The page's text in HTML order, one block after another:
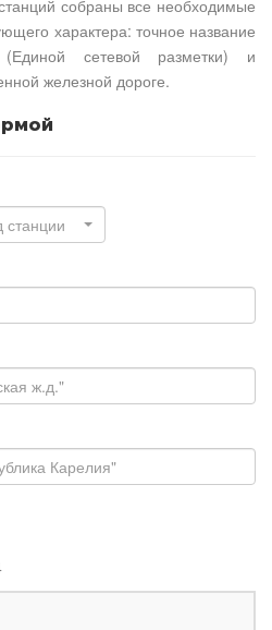
собраны все необходимые
характера: точное название
сетевой разметки) и
железной дороге.
станции